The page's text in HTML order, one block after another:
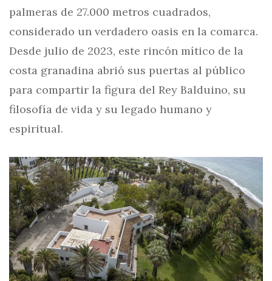
palmeras de 27.000 metros cuadrados,
considerado un verdadero oasis en la comarca.
Desde julio de 2023, este rincón mítico de la
costa granadina abrió sus puertas al público
para compartir la figura del Rey Balduino, su
filosofía de vida y su legado humano y
espiritual.